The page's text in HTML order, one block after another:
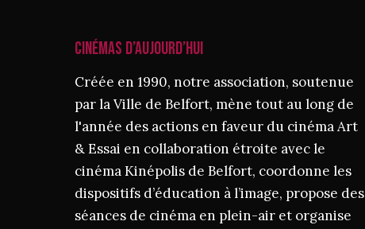
CINÉMAS D’AUJOURD’HUI
Créée en 1990, notre association, soutenue
par la Ville de Belfort, mène tout au long de
l'année des actions en faveur du cinéma Art
& Essai en collaboration étroite avec le
cinéma Kinépolis de Belfort, coordonne les
dispositifs d’éducation à l’image, propose des
séances de cinéma en plein-air et organise